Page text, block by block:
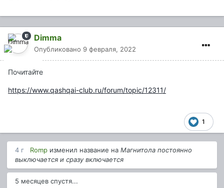
Dimma
Опубликовано 9 февраля, 2022
Почитайте
https://www.qashqai-club.ru/forum/topic/12311/
1
4 г Romp изменил название на Магнитола постоянно
выключается и сразу включается
5 месяцев спустя...